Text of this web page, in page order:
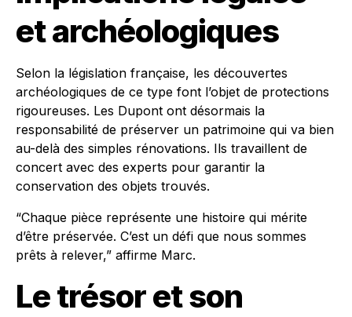
et archéologiques
Selon la législation française, les découvertes
archéologiques de ce type font l’objet de protections
rigoureuses. Les Dupont ont désormais la
responsabilité de préserver un patrimoine qui va bien
au-delà des simples rénovations. Ils travaillent de
concert avec des experts pour garantir la
conservation des objets trouvés.
“Chaque pièce représente une histoire qui mérite
d’être préservée. C’est un défi que nous sommes
prêts à relever,” affirme Marc.
Le trésor et son